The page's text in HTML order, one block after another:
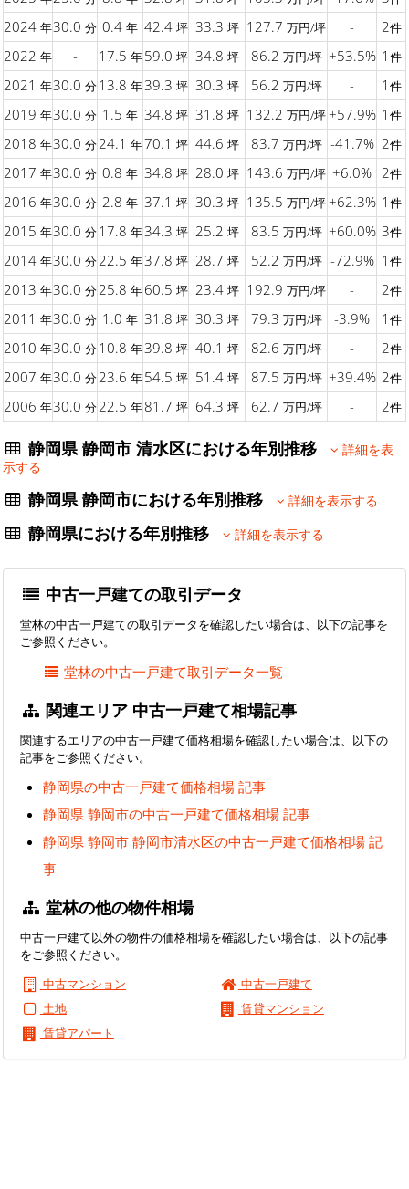
2024 年30.0 分 0.4 年 42.4 坪 33.3 坪 127.7 万円/坪 - 2件
2022 年 - 17.5 年59.0 坪 34.8 坪 86.2 万円/坪 +53.5% 1 件
2021 年30.0 分13.8 年39.3 坪 30.3 坪 56.2 万円/坪 - 1 件
2019 年30.0 分 1.5 年 34.8 坪 31.8 坪 132.2 万円/坪+57.9% 1 件
2018 年30.0 分24.1 年70.1 坪 44.6 坪 83.7 万円/坪 -41.7% 2件
2017 年30.0 分 0.8 年 34.8 坪 28.0 坪 143.6 万円/坪 +6.0% 2件
2016 年30.0 分 2.8 年 37.1 坪 30.3 坪 135.5 万円/坪+62.3% 1 件
2015 年30.0 分17.8 年34.3 坪 25.2 坪 83.5 万円/坪 +60.0% 3件
2014 年30.0 分22.5 年37.8 坪 28.7 坪 52.2 万円/坪 -72.9% 1 件
2013 年30.0 分25.8 年60.5 坪 23.4 坪 192.9 万円/坪 - 2件
2011 年30.0 分 1.0 年 31.8 坪 30.3 坪 79.3 万円/坪 -3.9% 1 件
2010 年30.0 分10.8 年39.8 坪 40.1 坪 82.6 万円/坪 - 2件
2007 年30.0 分23.6 年54.5 坪 51.4 坪 87.5 万円/坪 +39.4% 2件
2006 年30.0 分22.5 年81.7 坪 64.3 坪 62.7 万円/坪 - 2件
静岡県 静岡市 清水区における年別推移
詳細を表
示する
静岡県 静岡市における年別推移 詳細を表示する
静岡県における年別推移 詳細を表示する
中古一戸建ての取引データ
堂林の中古一戸建ての取引データを確認したい場合は、以下の記事を
ご参照ください。
堂林の中古一戸建て取引データ一覧
関連エリア 中古一戸建て相場記事
関連するエリアの中古一戸建て価格相場を確認したい場合は、以下の
記事をご参照ください。
静岡県の中古一戸建て価格相場 記事
静岡県 静岡市の中古一戸建て価格相場 記事
静岡県 静岡市 静岡市清水区の中古一戸建て価格相場 記
事
堂林の他の物件相場
中古一戸建て以外の物件の価格相場を確認したい場合は、以下の記事
をご参照ください。
中古マンション
中古一戸建て
土地
賃貸マンション
賃貸アパート